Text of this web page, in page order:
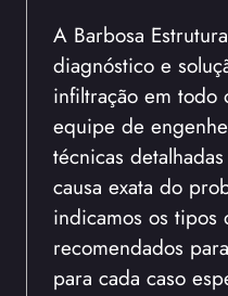
A Barbosa
diagnóstico e
infiltração em todo
equipe de
técnicas
causa exata do
indicamos os tipos
recomendados
para cada caso